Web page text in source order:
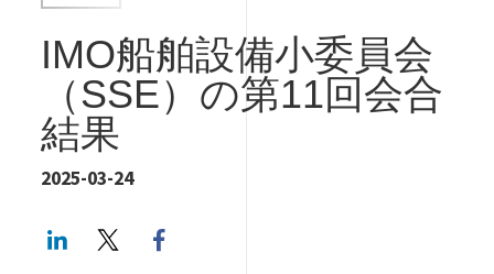
IMO船舶設備小委員会
（SSE）の第11回会合
結果
2025-03-24
LinkedInTwitter